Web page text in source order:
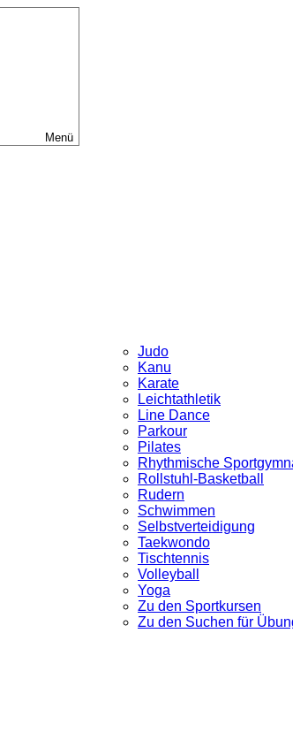
Menü
Judo
Kanu
Karate
Leichtathletik
Line Dance
Parkour
Pilates
Rhythmische
Rollstuhl-Basketball
Rudern
Schwimmen
Selbstverteidigung
Taekwondo
Tischtennis
Volleyball
Yoga
Zu den Sportkursen
Zu den Suchen für